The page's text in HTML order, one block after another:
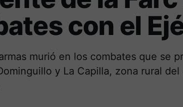
con el
murió en los combates que se
y La Capilla, zona rural